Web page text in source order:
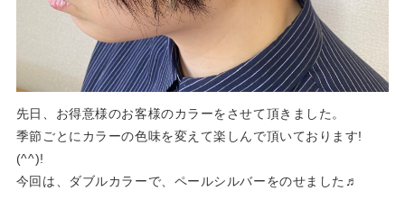
先日、お得意様のお客様のカラーをさせて頂きました。
季節ごとにカラーの色味を変えて楽しんで頂いております!
(^^)!
今回は、ダブルカラーで、ペールシルバーをのせました♬